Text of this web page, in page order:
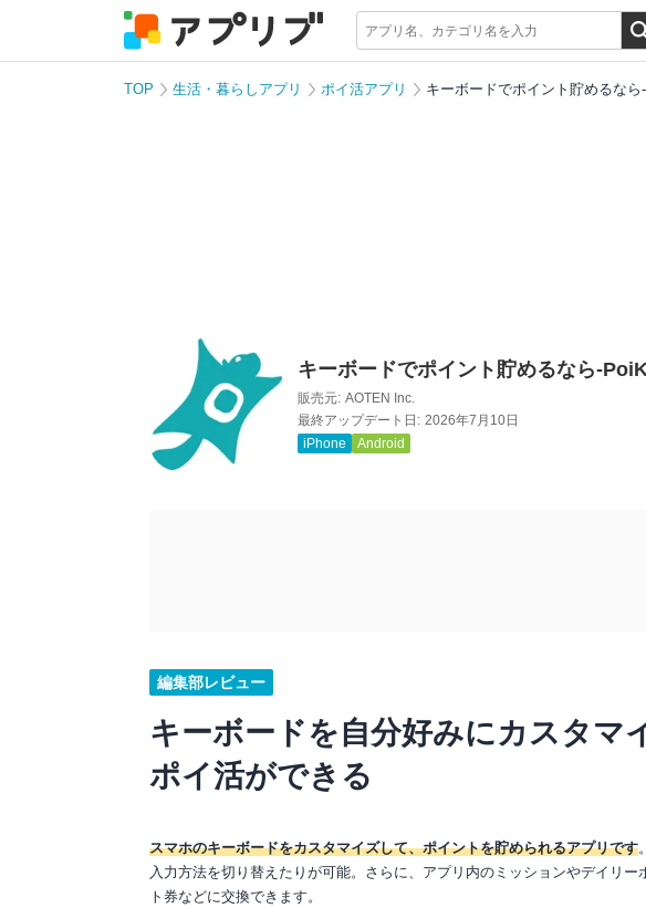
TOP 生活・暮らしアプリ ポイ活アプリ キーボードでポイント貯めるな
キーボードでポイント貯めるなら-
販売元: AOTEN Inc.
最終アップデート日: 2026年7月10日
iPhone
Android
編集部レビュー
キーボードを自分好みにカスタマ
ポイ活ができる
スマホのキーボードをカスタマイズして、ポイントを貯められるアプリです
入力方法を切り替えたりが可能。さらに、アプリ内のミッションやデイリ
ト券などに交換できます。